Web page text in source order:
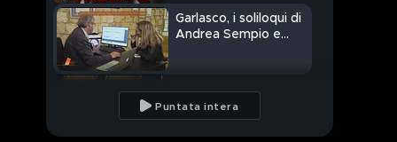
Garlasco, i soliloqui di
Andrea Sempio e
Crepaldi e Ilaria Conti,
amici di Andrea
Sempio
Puntata intera